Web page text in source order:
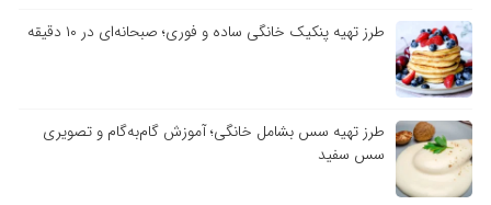
طرز تهیه پنکیک خانگی ساده و فوری؛ صبحانه‌ای در ۱۰ دقیقه
طرز تهیه سس بشامل خانگی؛ آموزش گام‌به‌گام و تصویری
سس سفید